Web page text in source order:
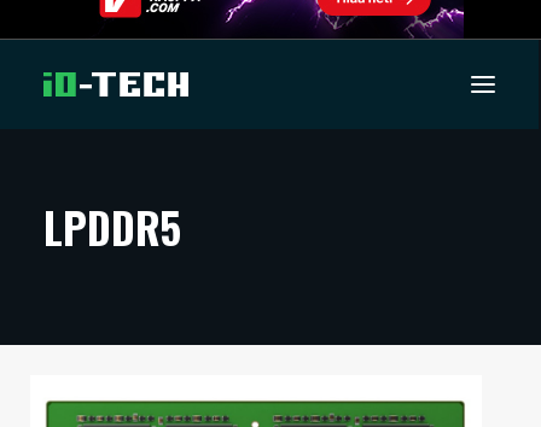
ARTIKKELIT
TECHBBS
TIETOA
LPDDR5